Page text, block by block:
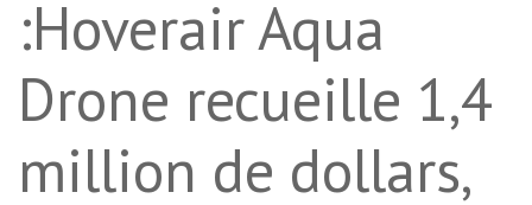
:Hoverair Aqua
Drone recueille 1,4
million de dollars,